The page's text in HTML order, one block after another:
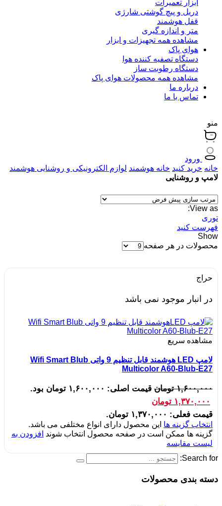
ابزار تعمیرات
دریل و پیچ گوشتی شارژی
قفل هوشمند
متر و اندازه گیری
مشاهده همه تجهیزات و ابزار
هوای پاک
دستگاه تصفیه کننده هوا
دستگاه رطوبت ساز
مشاهده همه محصولات هوای پاک
درباره ما
تماس با ما
منو
ورود
خانه خرید کنید خانه هوشمند لوازم الکترونیکی و روشنایی هوشمند
لامپ و روشنایی
View as:
توری
فهرست کنید
Show
محصولات در هر صفحه
حراج
در انبار موجود نمی باشد
مشاهده سریع
لامپ LED هوشمند قابل تنظیم 9 واتی Wifi Smart Blub
Multicolor A60-Blub-E27
۱,۶۰۰,۰۰۰ تومان قیمت اصلی: ۱,۶۰۰,۰۰۰ تومان بود.
۱,۳۷۰,۰۰۰ تومان
قیمت فعلی: ۱,۳۷۰,۰۰۰ تومان.
انتخاب گزینه ها این محصول دارای انواع مختلفی می باشد.
گزینه ها ممکن است در صفحه محصول انتخاب شوند افزودن به
لیست مقایسه
Search for:
دسته بندی محصولات